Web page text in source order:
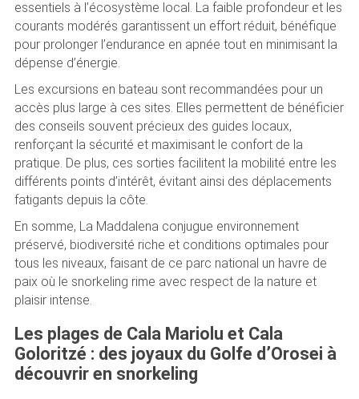
essentiels à l’écosystème local. La faible profondeur et les
courants modérés garantissent un effort réduit, bénéfique
pour prolonger l’endurance en apnée tout en minimisant la
dépense d’énergie.
Les excursions en bateau sont recommandées pour un
accès plus large à ces sites. Elles permettent de bénéficier
des conseils souvent précieux des guides locaux,
renforçant la sécurité et maximisant le confort de la
pratique. De plus, ces sorties facilitent la mobilité entre les
différents points d’intérêt, évitant ainsi des déplacements
fatigants depuis la côte.
En somme, La Maddalena conjugue environnement
préservé, biodiversité riche et conditions optimales pour
tous les niveaux, faisant de ce parc national un havre de
paix où le snorkeling rime avec respect de la nature et
plaisir intense.
Les plages de Cala Mariolu et Cala
Goloritzé : des joyaux du Golfe d’Orosei à
découvrir en snorkeling